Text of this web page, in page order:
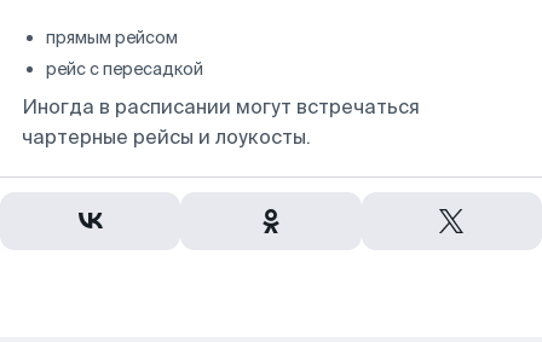
прямым рейсом
рейс с пересадкой
Иногда в расписании могут встречаться
чартерные рейсы и лоукосты.